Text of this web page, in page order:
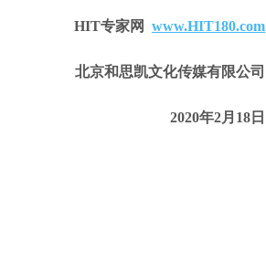
HIT专家网 www.HIT180.com
北京和思凯文化传媒有限公司
2020年2月18日